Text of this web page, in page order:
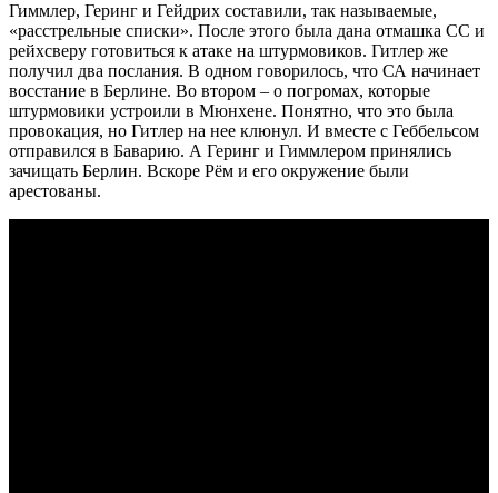
Гиммлер, Геринг и Гейдрих составили, так называемые,
«расстрельные списки». После этого была дана отмашка СС и
рейхсверу готовиться к атаке на штурмовиков. Гитлер же
получил два послания. В одном говорилось, что СА начинает
восстание в Берлине. Во втором – о погромах, которые
штурмовики устроили в Мюнхене. Понятно, что это была
провокация, но Гитлер на нее клюнул. И вместе с Геббельсом
отправился в Баварию. А Геринг и Гиммлером принялись
зачищать Берлин. Вскоре Рём и его окружение были
арестованы.